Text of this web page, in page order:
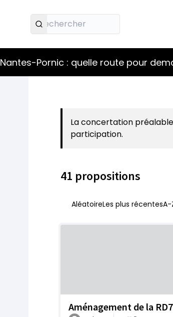
Nantes-Pornic : quelle route pour
La concertation
participation.
41 propositions
AléatoireLes plus récentesA-
Aménagement de la